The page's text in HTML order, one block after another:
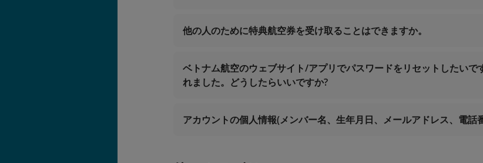
ベトナムからのお問い合わせ: 1900 1800
vip.lotusmiles@vietnamairlines.com（ミリオンマイラー、
lotusmiles@vietnamairlines.com
他の人のために特典航空券を受け取ることはできますか。
マイルを特典航空
ベトナム航空のウェブサイト/アプリでパスワードをリセットしたい
れました。どうしたらいいですか?
LOG-IN
アカウントの個人情報(メンバー名、生年月日、メールアドレス、電話